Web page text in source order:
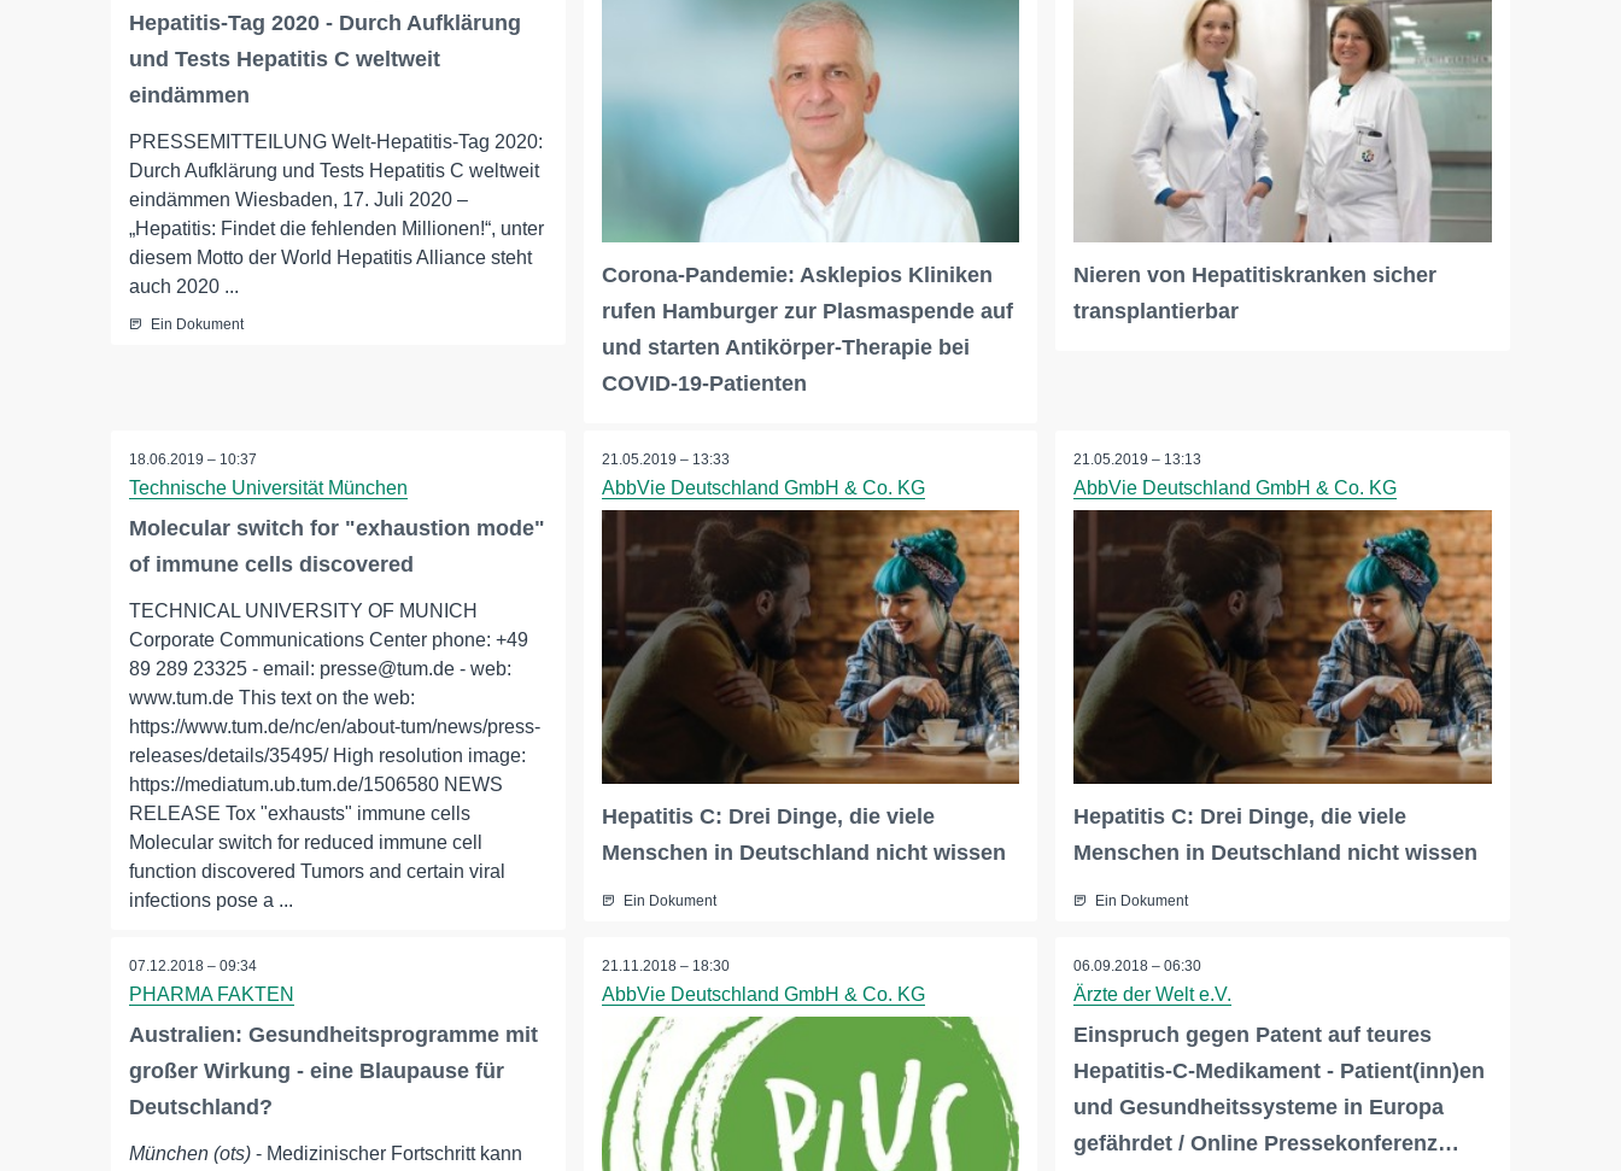
Hepatitis-Tag 2020 - Durch Aufklärung
und Tests Hepatitis C weltweit
eindämmen
PRESSEMITTEILUNG Welt-Hepatitis-Tag 2020:
Durch Aufklärung und Tests Hepatitis C weltweit
eindämmen Wiesbaden, 17. Juli 2020 –
„Hepatitis: Findet die fehlenden Millionen!“, unter
diesem Motto der World Hepatitis Alliance steht
auch 2020 ...
Ein Dokument
Corona-Pandemie: Asklepios Kliniken
rufen Hamburger zur Plasmaspende auf
und starten Antikörper-Therapie bei
COVID-19-Patienten
Nieren von Hepatitiskranken sicher
transplantierbar
18.06.2019 – 10:37
Technische Universität München
Molecular switch for "exhaustion mode"
of immune cells discovered
TECHNICAL UNIVERSITY OF MUNICH
Corporate Communications Center phone: +49
89 289 23325 - email: presse@tum.de - web:
www.tum.de This text on the web:
https://www.tum.de/nc/en/about-tum/news/press-
releases/details/35495/ High resolution image:
https://mediatum.ub.tum.de/1506580 NEWS
RELEASE Tox "exhausts" immune cells
Molecular switch for reduced immune cell
function discovered Tumors and certain viral
infections pose a ...
21.05.2019 – 13:33
AbbVie Deutschland GmbH & Co. KG
Hepatitis C: Drei Dinge, die viele
Menschen in Deutschland nicht wissen
Ein Dokument
21.05.2019 – 13:13
AbbVie Deutschland GmbH & Co. KG
Hepatitis C: Drei Dinge, die viele
Menschen in Deutschland nicht wissen
Ein Dokument
07.12.2018 – 09:34
PHARMA FAKTEN
Australien: Gesundheitsprogramme mit
großer Wirkung - eine Blaupause für
Deutschland?
München (ots) - Medizinischer Fortschritt kann
21.11.2018 – 18:30
AbbVie Deutschland GmbH & Co. KG
06.09.2018 – 06:30
Ärzte der Welt e.V.
Einspruch gegen Patent auf teures
Hepatitis-C-Medikament - Patient(inn)en
und Gesundheitssysteme in Europa
gefährdet / Online Pressekonferenz…